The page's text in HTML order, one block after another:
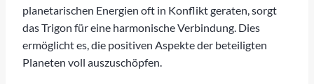
planetarischen Energien oft in Konflikt geraten, sorgt
das Trigon für eine harmonische Verbindung. Dies
ermöglicht es, die positiven Aspekte der beteiligten
Planeten voll auszuschöpfen.